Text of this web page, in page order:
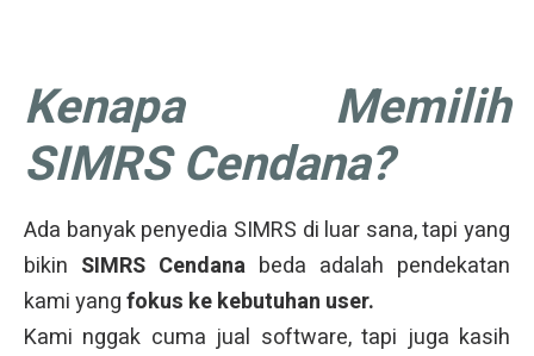
Kenapa Memilih
SIMRS Cendana?
Ada banyak penyedia SIMRS di luar sana, tapi yang
bikin SIMRS Cendana beda adalah pendekatan
kami yangfokus ke kebutuhan user.
Kami nggak cuma jual software, tapi juga kasih